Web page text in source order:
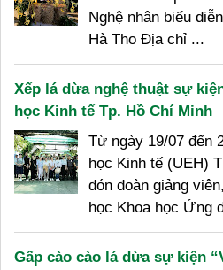
Nghệ nhân biểu
Hà Tho Địa chỉ ...
Xếp lá dừa nghệ thuật sự
học Kinh tế Tp. Hồ Chí Minh
Từ ngày 19/07 đến
học Kinh tế (UEH)
đón đoàn giảng
học Khoa học Ứng
Gấp cào cào lá dừa sự kiện